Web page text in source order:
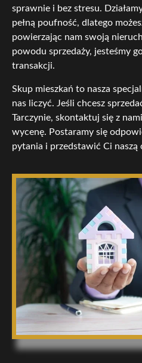
sprawnie i bez stresu.
pełną poufność, dlatego
powierzając nam swoją
powodu sprzedaży, jesteśmy
transakcji.
Skup mieszkań to nasza
nas liczyć. Jeśli chcesz
Tarczynie, skontaktuj się z
wycenę. Postaramy się
pytania i przedstawić Ci naszą